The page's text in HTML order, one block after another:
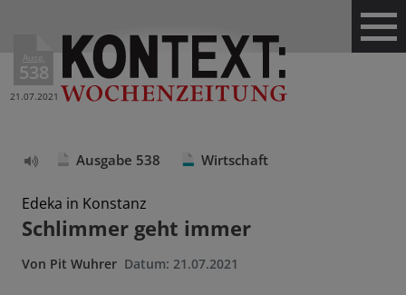
Ausg.
538
21.07.2021
vorlesen
Ausgabe 538 Wirtschaft
Edeka in Konstanz
Schlimmer geht immer
Von Pit Wuhrer Datum: 21.07.2021